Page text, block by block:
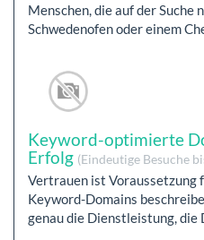
Menschen, die auf der Suche
Schwedenofen oder einem
Keyword-optimierte
Erfolg (Eindeutige Besuche
Vertrauen ist Voraussetzung
Keyword-Domains
genau die Dienstleistung, die